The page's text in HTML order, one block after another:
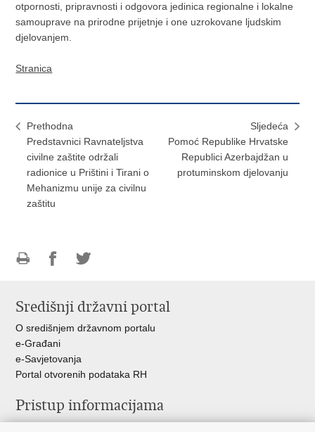
otpornosti, pripravnosti i odgovora jedinica regionalne i lokalne
samouprave na prirodne prijetnje i one uzrokovane ljudskim
djelovanjem.
Stranica
Prethodna
Predstavnici Ravnateljstva
civilne zaštite održali
radionice u Prištini i Tirani o
Mehanizmu unije za civilnu
zaštitu
Sljedeća
Pomoć Republike Hrvatske
Republici Azerbajdžan u
protuminskom djelovanju
FacebookuTwitteru
Središnji državni portal
O središnjem državnom portalu
e-Građani
e-Savjetovanja
Portal otvorenih podataka RH
Pristup informacijama